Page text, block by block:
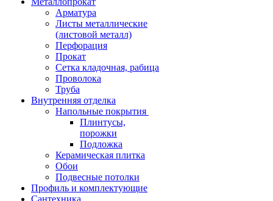
Арматура
Листы металлические
(листовой металл)
Перфорация
Прокат
Сетка кладочная, рабица
Проволока
Труба
Внутренняя отделка
Напольные покрытия
Плинтусы,
порожки
Подложка
Керамическая плитка
Обои
Подвесные потолки
Профиль и комплектующие
Сантехника